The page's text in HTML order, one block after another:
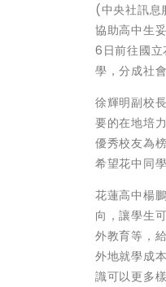
(中央社訊息
協助高中生
6日前往國立
學，分成社
徐輝明副校
要的在地培
優秀校友為
希望花中同
花蓮高中楊
向，讓學生
外教育等，
外地就學成
識可以更多